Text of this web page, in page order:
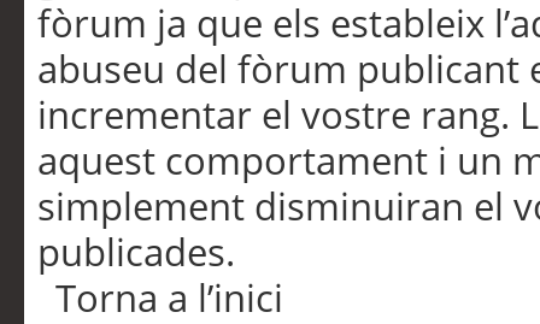
fòrum ja que els estableix
abuseu del fòrum publicant
incrementar el vostre rang.
aquest comportament i un
simplement disminuiran el
publicades.
Torna a l’inici